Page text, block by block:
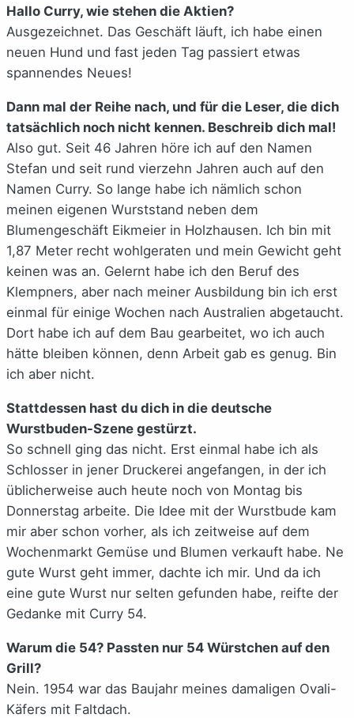
Hallo Curry, wie stehen die Aktien?
Ausgezeichnet. Das Geschäft läuft, ich habe einen
neuen Hund und fast jeden Tag passiert etwas
spannendes Neues!
Dann mal der Reihe nach, und für die Leser, die dich
tatsächlich noch nicht kennen. Beschreib dich mal!
Also gut. Seit 46 Jahren höre ich auf den Namen
Stefan und seit rund vierzehn Jahren auch auf den
Namen Curry. So lange habe ich nämlich schon
meinen eigenen Wurststand neben dem
Blumengeschäft Eikmeier in Holzhausen. Ich bin mit
1,87 Meter recht wohlgeraten und mein Gewicht geht
keinen was an. Gelernt habe ich den Beruf des
Klempners, aber nach meiner Ausbildung bin ich erst
einmal für einige Wochen nach Australien abgetaucht.
Dort habe ich auf dem Bau gearbeitet, wo ich auch
hätte bleiben können, denn Arbeit gab es genug. Bin
ich aber nicht.
Stattdessen hast du dich in die deutsche
Wurstbuden-Szene gestürzt.
So schnell ging das nicht. Erst einmal habe ich als
Schlosser in jener Druckerei angefangen, in der ich
üblicherweise auch heute noch von Montag bis
Donnerstag arbeite. Die Idee mit der Wurstbude kam
mir aber schon vorher, als ich zeitweise auf dem
Wochenmarkt Gemüse und Blumen verkauft habe. Ne
gute Wurst geht immer, dachte ich mir. Und da ich
eine gute Wurst nur selten gefunden habe, reifte der
Gedanke mit Curry 54.
Warum die 54? Passten nur 54 Würstchen auf den
Grill?
Nein. 1954 war das Baujahr meines damaligen Ovali-
Käfers mit Faltdach.